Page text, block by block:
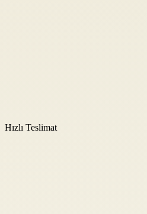
Hızlı Teslimat